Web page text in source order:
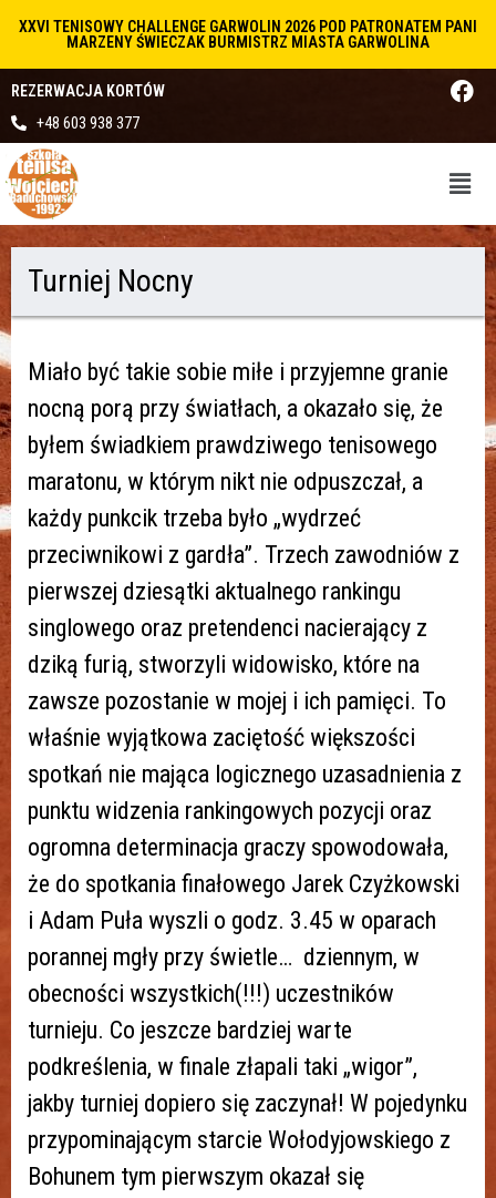
XXVI TENISOWY CHALLENGE GARWOLIN 2026 POD PATRONATEM PANI
MARZENY ŚWIECZAK BURMISTRZ MIASTA GARWOLINA
REZERWACJA KORTÓW
+48 603 938 377
Turniej Nocny
Miało być takie sobie miłe i przyjemne granie
nocną porą przy światłach, a okazało się, że
byłem świadkiem prawdziwego tenisowego
maratonu, w którym nikt nie odpuszczał, a
każdy punkcik trzeba było „wydrzeć
przeciwnikowi z gardła”. Trzech zawodniów z
pierwszej dziesątki aktualnego rankingu
singlowego oraz pretendenci nacierający z
dziką furią, stworzyli widowisko, które na
zawsze pozostanie w mojej i ich pamięci. To
właśnie wyjątkowa zaciętość większości
spotkań nie mająca logicznego uzasadnienia z
punktu widzenia rankingowych pozycji oraz
ogromna determinacja graczy spowodowała,
że do spotkania finałowego Jarek Czyżkowski
i Adam Puła wyszli o godz. 3.45 w oparach
porannej mgły przy świetle… dziennym, w
obecności wszystkich(!!!) uczestników
turnieju. Co jeszcze bardziej warte
podkreślenia, w finale złapali taki „wigor”,
jakby turniej dopiero się zaczynał! W pojedynku
przypominającym starcie Wołodyjowskiego z
Bohunem tym pierwszym okazał się